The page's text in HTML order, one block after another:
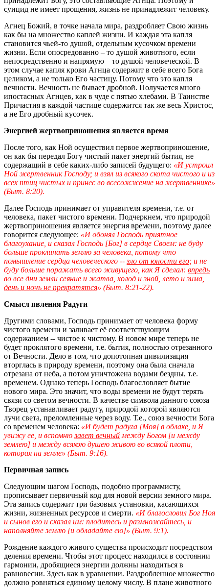
суицид не имеет прощения, жизнь не принадлежит человеку.
Агнец Божий, в точке начала мира, раздробляет Свою жизнь
как бы на множество каплей жизни. И каждая эта капля
становится чьей-то душой, отдельным кусочком времени
жизни. Если опосредованно – то душой животного, если
непосредственно и напрямую – то душой человеческой. В
этом случае капля крови Агнца содержит в себе всего Бога
целиком, а не только Его частицу. Потому что это капля
вечности. Вечность не бывает дробной. Получается много
ипостасных Агнцев, как в чуде с пятью хлебами. В Таинстве
Причастия в каждой частице содержится так же весь Христос,
а не Его дробный кусочек.
Энергией жертвоприношения является время
После того, как Ной осуществил первое жертвоприношение,
он как бы передал Богу чистый пакет энергий бытия, не
содержащий в себе каких-либо записей будущего: «И устроил
Ной жертвенник Господу; и взял из всякого скота чистого и из
всех птиц чистых и принес во всесожжение на жертвеннике»
(Быт. 8:20).
Далее Господь принимает от управителя времени, т.е. от
человека, пакет чистого времени. Подчеркнем, что природой
жертвоприношения является энергия времени, поэтому далее
говорится следующее: «И обонял Господь приятное
благоухание, и сказал Господь [Бог] в сердце Своем: не буду
больше проклинать землю за человека, потому что
помышление сердца человеческого --зло от юности его; и не
буду больше поражать всего живущего, как Я сделал: впредь
во все дни земли сеяние и жатва, холод и зной, лето и зима,
день и ночь не прекратятся» (Быт. 8:21-22).
Смысл явления Радуги
Другими словами, Господь принимает от человека форму
чистого времени и заливает её соответствующим
содержанием -- чистое к чистому. В новом мире теперь не
будет проклятого времени, т.е. бытия, полностью отрезанного
от Вечности. Дело в том, что допотопная цивилизация
вторглась в природу времени, поэтому она была сначала
отрезана от неба, а потом уничтожена водами бездны, т.е.
временем. Однако теперь Господь благословляет бытие
нового мира. Это значит, что воды времени не будут терять
связи со светом вечности. В качестве символа данного союза
Творец устанавливает радугу, природой которой являются
лучи света, преломленные через воду. Т.е., союз вечности Бога
со временем человека: «И будет радуга [Моя] в облаке, и Я
увижу ее, и вспомнюзавет вечный между Богом [и между
землею] и между всякою душею живою во всякой плоти,
которая на земле» (Быт. 9:16).
Первичная запись
Следующим шагом Господь, подобно программисту,
прописывает первичный код для новой версии земного мира.
Эта запись содержит три базовых установки, касающихся
жизни, жизненных ресурсов и смерти. «И благословил Бог Ноя
и сынов его и сказал им: плодитесь и размножайтесь, и
наполняйте землю [и обладайте ею]» (Быт. 9:1).
Рождение каждого живого существа происходит посредством
деления времени. Чтобы этот процесс находился в состоянии
гармонии, дробящиеся энергии должны находиться в
равновесии. Здесь как в уравнении. Раздробленное множество
должно ровняться единому целому числу. В плане животного